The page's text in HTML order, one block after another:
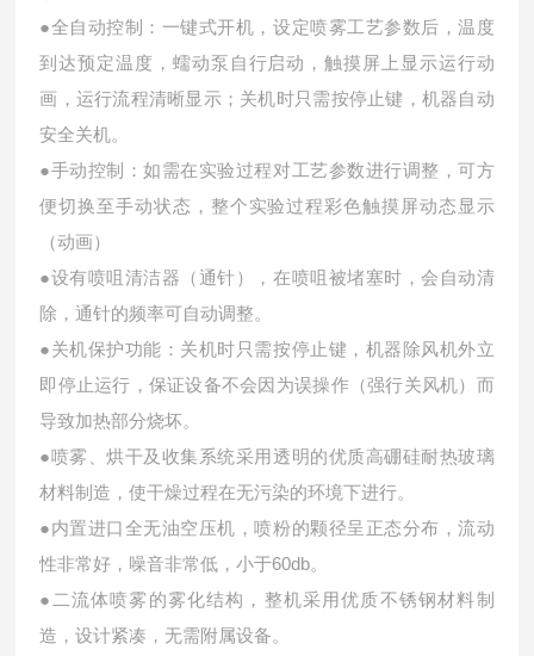
●全自动控制：一键式开机，设定喷雾工艺参数后，温度
到达预定温度，蠕动泵自行启动，触摸屏上显示运行动
画，运行流程清晰显示；关机时只需按停止键，机器自动
安全关机。
●手动控制：如需在实验过程对工艺参数进行调整，可方
便切换至手动状态，整个实验过程彩色触摸屏动态显示
（动画）
●设有喷咀清洁器（通针），在喷咀被堵塞时，会自动清
除，通针的频率可自动调整。
●关机保护功能：关机时只需按停止键，机器除风机外立
即停止运行，保证设备不会因为误操作（强行关风机）而
导致加热部分烧坏。
●喷雾、烘干及收集系统采用透明的优质高硼硅耐热玻璃
材料制造，使干燥过程在无污染的环境下进行。
●内置进口全无油空压机，喷粉的颗径呈正态分布，流动
性非常好，噪音非常低，小于60db。
●二流体喷雾的雾化结构，整机采用优质不锈钢材料制
造，设计紧凑，无需附属设备。